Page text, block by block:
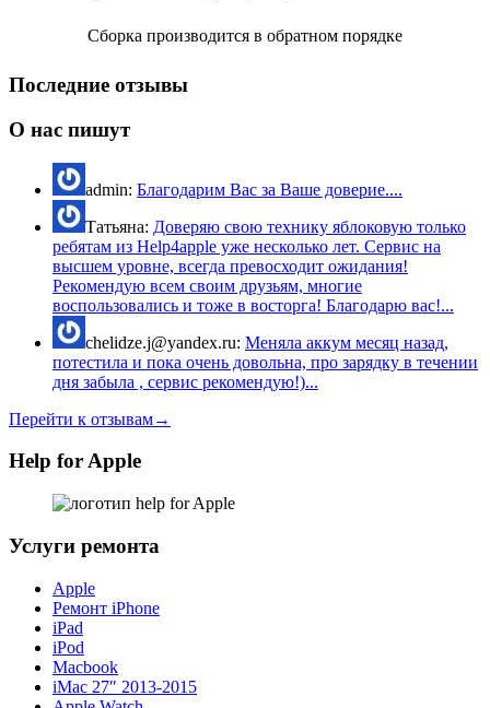
Сборка производится в обратном порядке
Последние отзывы
О нас пишут
admin: Благодарим Вас за Ваше доверие....
Татьяна: Доверяю свою технику яблоковую только
ребятам из Help4apple уже несколько лет. Сервис на
высшем уровне, всегда превосходит ожидания!
Рекомендую всем своим друзьям, многие
воспользовались и тоже в восторга! Благодарю вас!...
chelidze.j@yandex.ru: Меняла аккум месяц назад,
потестила и пока очень довольна, про зарядку в течении
дня забыла , сервис рекомендую!)...
Перейти к отзывам→
Help for Apple
Услуги ремонта
Apple
Ремонт iPhone
iPad
iPod
Macbook
iMac 27″ 2013-2015